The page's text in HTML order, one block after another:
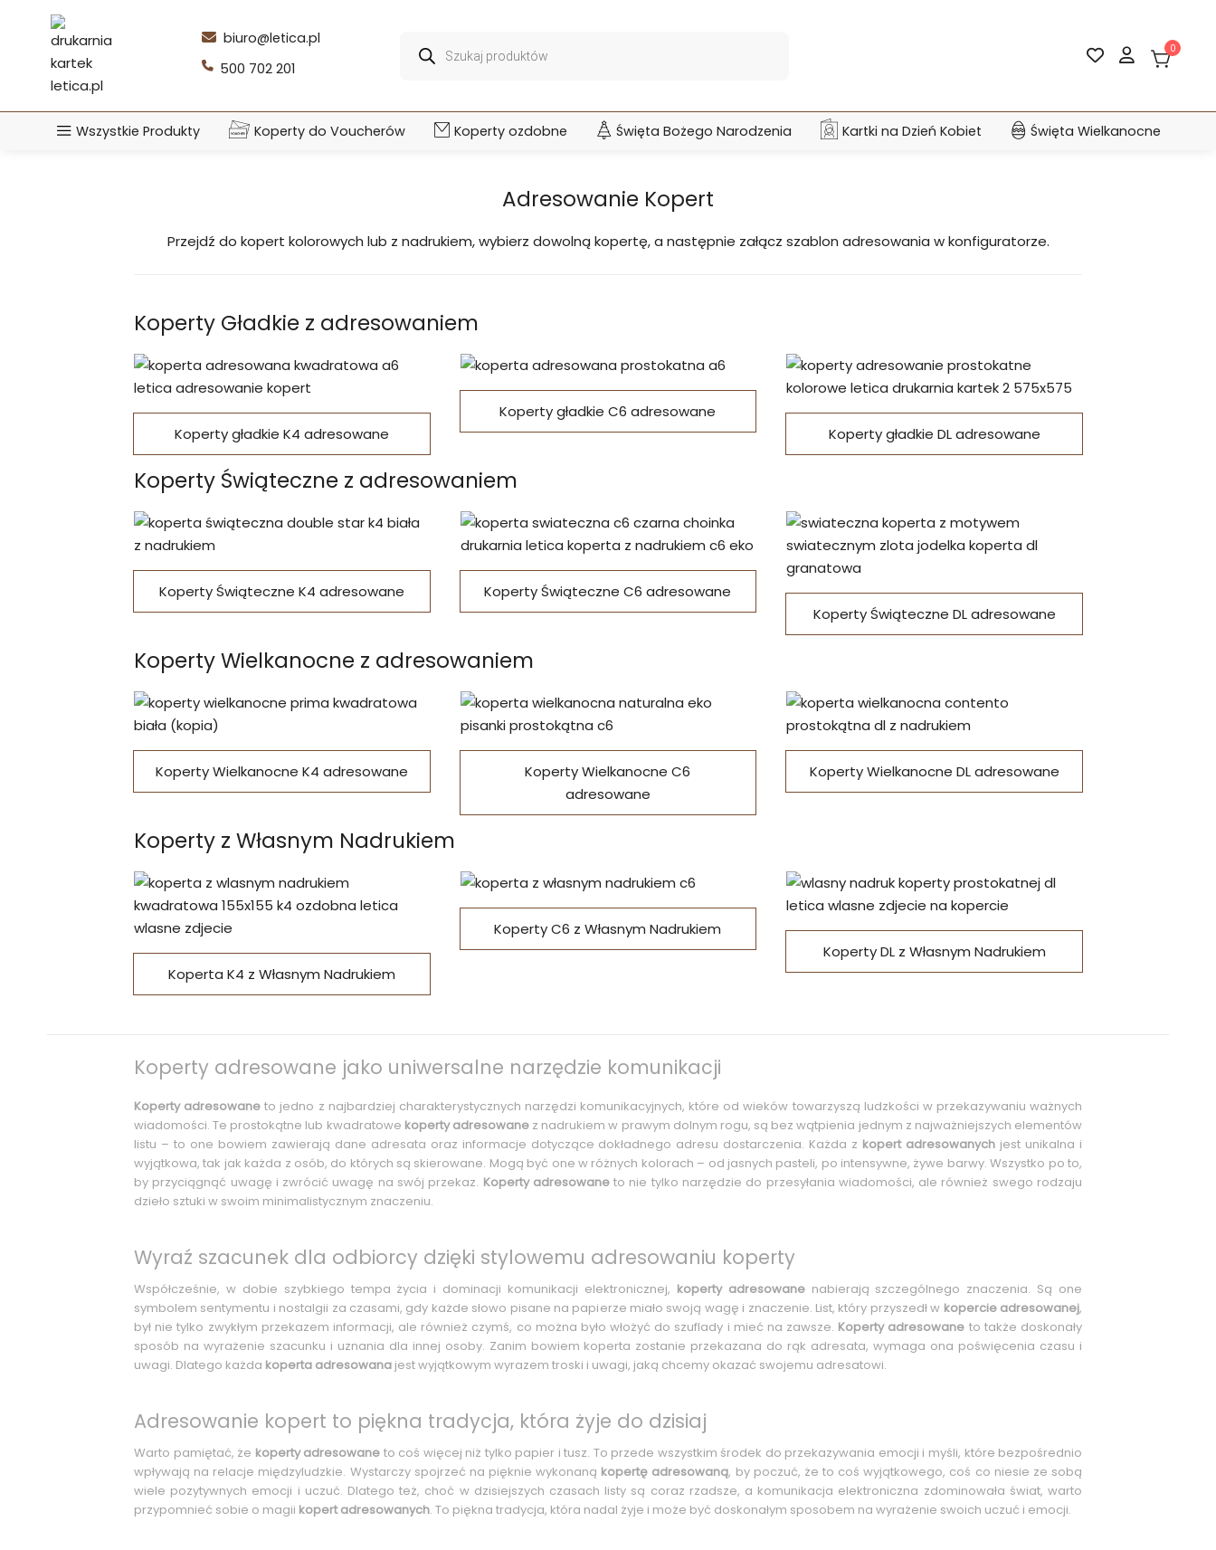
biuro@letica.pl
500 702 201
produktów 0
Wszystkie Produkty Koperty do Voucherów Koperty ozdobne Święta Bożego Narodzenia Kartki na Dzień Kobiet Święta Wielkanocne
Adresowanie Kopert
Przejdź do kopert kolorowych lub z nadrukiem, wybierz dowolną kopertę, a następnie załącz szablon adresowania w konfiguratorze.
Koperty Gładkie z adresowaniem
Koperty gładkie K4 adresowane
Koperty gładkie C6 adresowane
Koperty gładkie DL adresowane
Koperty Świąteczne z adresowaniem
Koperty Świąteczne K4 adresowane
Koperty Świąteczne C6 adresowane
Koperty Świąteczne DL adresowane
Koperty Wielkanocne z adresowaniem
Koperty Wielkanocne K4 adresowane
Koperty Wielkanocne C6
adresowane
Koperty Wielkanocne DL adresowane
Koperty z Własnym Nadrukiem
Koperta K4 z Własnym Nadrukiem
Koperty C6 z Własnym Nadrukiem
Koperty DL z Własnym Nadrukiem
Koperty adresowane jako uniwersalne narzędzie komunikacji
Koperty adresowane to jedno z najbardziej charakterystycznych narzędzi komunikacyjnych, które od wieków towarzyszą ludzkości w przekazywaniu ważnych
wiadomości. Te prostokątne lub kwadratowe koperty adresowanez nadrukiem w prawym dolnym rogu, są bez wątpienia jednym z najważniejszych elementów
listu – to one bowiem zawierają dane adresata oraz informacje dotyczące dokładnego adresu dostarczenia. Każda z kopert adresowanych jest unikalna i
wyjątkowa, tak jak każda z osób, do których są skierowane. Mogą być one w różnych kolorach – od jasnych pasteli, po intensywne, żywe barwy. Wszystko po to,
by przyciągnąć uwagę i zwrócić uwagę na swój przekaz. Koperty adresowaneto nie tylko narzędzie do przesyłania wiadomości, ale również swego rodzaju
dzieło sztuki w swoim minimalistycznym znaczeniu.
Wyraź szacunek dla odbiorcy dzięki stylowemu adresowaniu koperty
Współcześnie, w dobie szybkiego tempa życia i dominacji komunikacji elektronicznej, koperty adresowanenabierają szczególnego znaczenia. Są one
symbolem sentymentu i nostalgii za czasami, gdy każde słowo pisane na papierze miało swoją wagę i znaczenie. List, który przyszedł w kopercie adresowanej,
był nie tylko zwykłym przekazem informacji, ale również czymś, co można było włożyć do szuflady i mieć na zawsze. Koperty adresowane to także doskonały
sposób na wyrażenie szacunku i uznania dla innej osoby. Zanim bowiem koperta zostanie przekazana do rąk adresata, wymaga ona poświęcenia czasu i
uwagi. Dlatego każda koperta adresowana jest wyjątkowym wyrazem troski i uwagi, jaką chcemy okazać swojemu adresatowi.
Adresowanie kopert to piękna tradycja, która żyje do dzisiaj
Warto pamiętać, że koperty adresowane to coś więcej niż tylko papier i tusz. To przede wszystkim środek do przekazywania emocji i myśli, które bezpośrednio
wpływają na relacje międzyludzkie. Wystarczy spojrzeć na pięknie wykonaną kopertę adresowaną, by poczuć, że to coś wyjątkowego, coś co niesie ze sobą
wiele pozytywnych emocji i uczuć. Dlatego też, choć w dzisiejszych czasach listy są coraz rzadsze, a komunikacja elektroniczna zdominowała świat, warto
przypomnieć sobie o magii kopert adresowanych. To piękna tradycja, która nadal żyje i może być doskonałym sposobem na wyrażenie swoich uczuć i emocji.